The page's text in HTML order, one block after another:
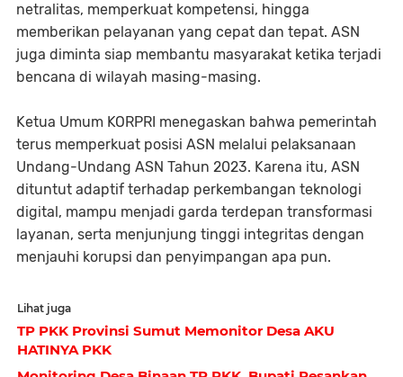
netralitas, memperkuat kompetensi, hingga
memberikan pelayanan yang cepat dan tepat. ASN
juga diminta siap membantu masyarakat ketika terjadi
bencana di wilayah masing-masing.
Ketua Umum KORPRI menegaskan bahwa pemerintah
terus memperkuat posisi ASN melalui pelaksanaan
Undang-Undang ASN Tahun 2023. Karena itu, ASN
dituntut adaptif terhadap perkembangan teknologi
digital, mampu menjadi garda terdepan transformasi
layanan, serta menjunjung tinggi integritas dengan
menjauhi korupsi dan penyimpangan apa pun.
Lihat juga
TP PKK Provinsi Sumut Memonitor Desa AKU
HATINYA PKK